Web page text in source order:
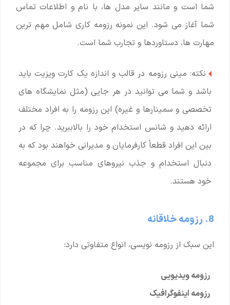
شما است و مانند سایر مدل ها، با نام و اطلاعات تماس
شما آغاز می شود. این نمونه رزومه کاری شامل مهم ترین
مهارت ها، دستاوردها و تجارب شما است.
نکته: مینی رزومه در قالب و اندازه یک کارت ویزیت باید
باشد و شما می توانید در هر جایی (مثل نمایشگاه های
تخصصی و سمینارها و غیره) این رزومه را به افراد مختلف
ارائه دهید و شانس استخدام خود را بالاببرید. چرا که در
بین این افراد قطعاً کارفرمایان و مدیرانی خواهند بود که به
دنبال استخدام و جذب نیروهای مناسب برای مجموعه
خود هستند.
8. رزومه خلاقانه
این سبک از رزومه نویسی، انواع متفاوتی دارد:
رزومه ویدیویی
رزومه اینفوگرافیک